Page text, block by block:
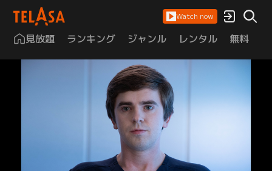
Watch now
見放題 ランキング ジャンル レンタル 無料